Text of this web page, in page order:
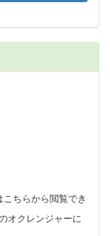
こちらから閲覧でき
オクレンジャーに